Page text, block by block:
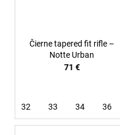
Čierne tapered fit rifle –
Notte Urban
71 €
32 33 34 36